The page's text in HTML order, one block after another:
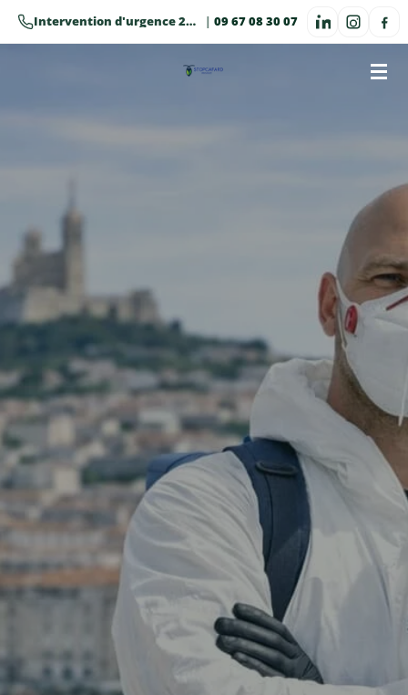
Intervention d'urgence 24h/24 · 7j/7 | 09 67 08 30 07
Passer
au